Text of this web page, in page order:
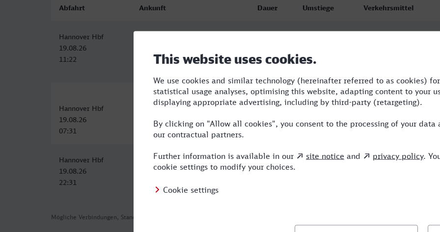
Mögliche Verbindungen, Stand: 2026-08-05 14:06
Abfahrt Ankunft Dauer Umstiege Verkehrsmittel
Hannover Hbf
19.08.26
11:22
19:04
Hannover Hbf
19.08.26
07:31
Warszawa Srodmiescie
19.08.26
BUS,R,KM,RE,LKA,ICE
Hannover Hbf
19.08.26
22:31
Warszawa Centralna
20.08.26
13:28 3 BUS,RE,ICE,EIP